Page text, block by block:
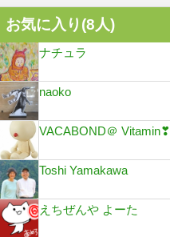
お気に入り(8人)
ナチュラ
naoko
VACABOND＠
Toshi Yamakawa
えちぜんや よーた